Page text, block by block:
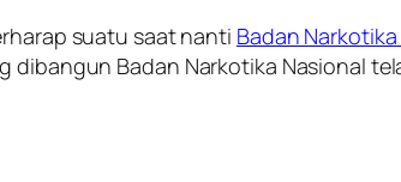
suatu saat nanti Badan
dibangun Badan Narkotika Nasional